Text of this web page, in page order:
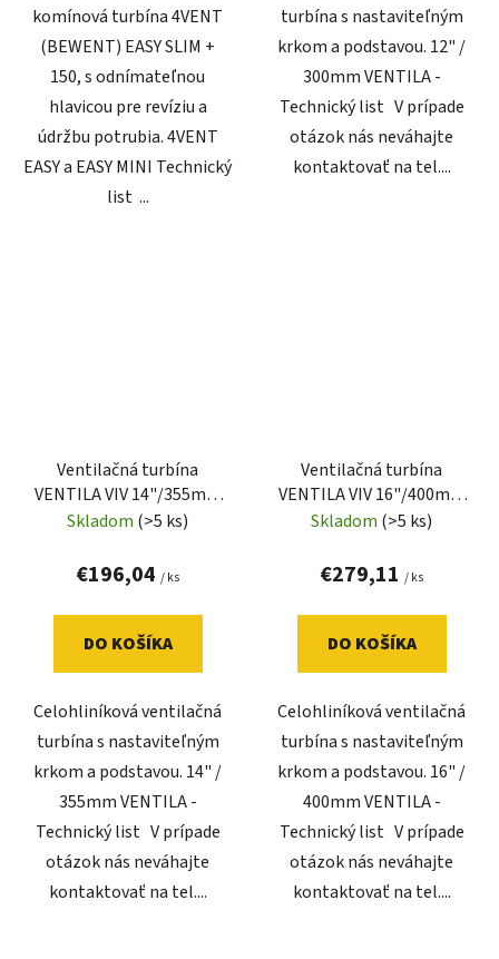
komínová turbína 4VENT
(BEWENT) EASY SLIM +
150, s odnímateľnou
hlavicou pre revíziu a
údržbu potrubia. 4VENT
EASY a EASY MINI Technický
list ...
turbína s nastaviteľným
krkom a podstavou. 12" /
300mm VENTILA -
Technický list V prípade
otázok nás neváhajte
kontaktovať na tel....
Ventilačná turbína
VENTILA VIV 14"/355mm
(komplet)
Skladom (>5 ks)
€196,04 / ks
DO KOŠÍKA
Celohliníková ventilačná
turbína s nastaviteľným
krkom a podstavou. 14" /
355mm VENTILA -
Technický list V prípade
otázok nás neváhajte
kontaktovať na tel....
Ventilačná turbína
VENTILA VIV 16"/400mm
(komplet)
Skladom (>5 ks)
€279,11 / ks
DO KOŠÍKA
Celohliníková ventilačná
turbína s nastaviteľným
krkom a podstavou. 16" /
400mm VENTILA -
Technický list V prípade
otázok nás neváhajte
kontaktovať na tel....